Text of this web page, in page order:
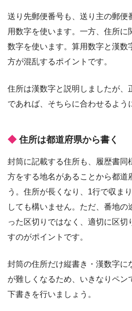
送り先郵便番号も、送り主の郵便
用数字を使います。一方、住所に
数字を使います。算用数字と漢数
方が混乱するポイントです。
住所は漢数字と説明しましたが、
であれば、そちらに合わせるよう
住所は都道府県から書く
封筒に記載する住所も、履歴書同
方をする地名があることから都道
う。住所が長くなり、1行で収ま
しても構いません。ただ、番地の
った区切りではなく、適切に区切
すのがポイントです。
封筒の住所だけ縦書き・漢数字に
が難しくなるため、いきなりペン
下書きを行いましょう。